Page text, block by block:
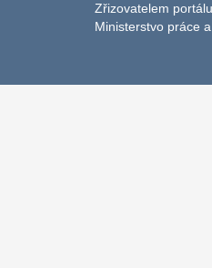
Zřizovatelem
Ministerstvo práce